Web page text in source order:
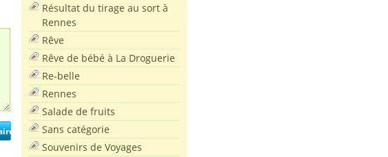
Résultat du tirage au sort à
Rennes
Rêve
Rêve de bébé à La Droguerie
Re-belle
Rennes
Salade de fruits
Sans catégorie
Souvenirs de Voyages